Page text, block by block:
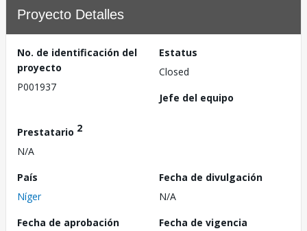
Proyecto Detalles
No. de identificación del
proyecto
P001937
Estatus
Closed
Jefe del equipo
Prestatario 2
N/A
País
Níger
Fecha de divulgación
N/A
Fecha de aprobación
Fecha de vigencia